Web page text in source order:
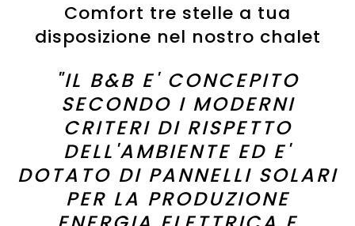
Comfort tre stelle a tua
disposizione nel nostro chalet
"IL B&B E' CONCEPITO
SECONDO I MODERNI
CRITERI DI RISPETTO
DELL'AMBIENTE ED E'
DOTATO DI PANNELLI SOLARI
PER LA PRODUZIONE